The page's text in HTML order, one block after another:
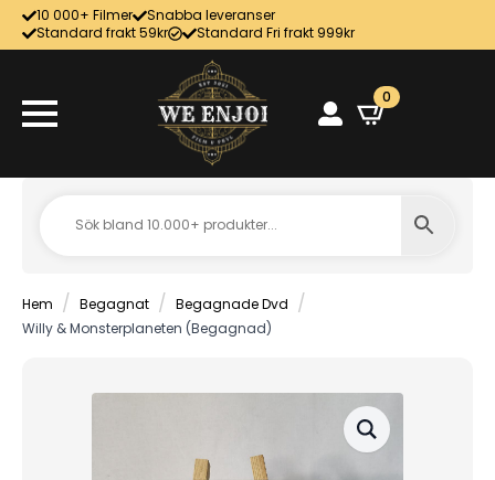
10 000+ Filmer
Snabba leveranser
Standard frakt 59kr
Standard Fri frakt 999kr
0
Hem Begagnat
Begagnade Dvd
Willy & Monsterplaneten (Begagnad)